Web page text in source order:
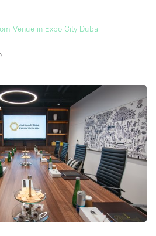
Venue in Expo City Dubai